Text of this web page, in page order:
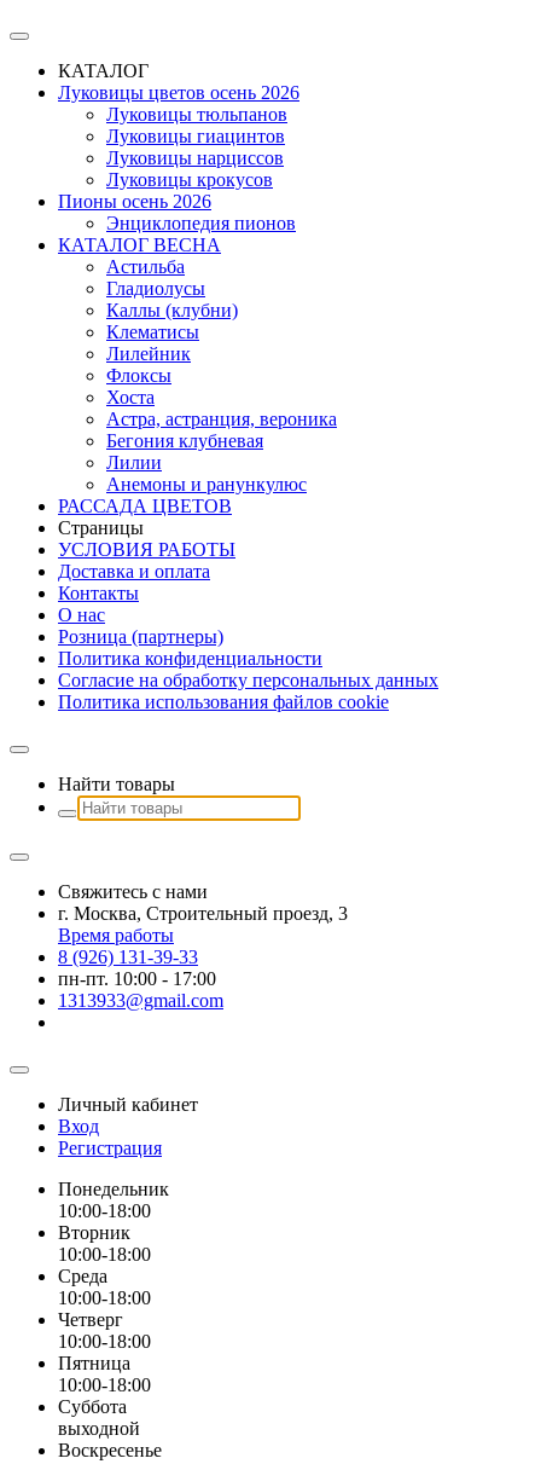
КАТАЛОГ
Луковицы цветов осень 2026
Луковицы тюльпанов
Луковицы гиацинтов
Луковицы нарциссов
Луковицы крокусов
Пионы осень 2026
Энциклопедия пионов
КАТАЛОГ ВЕСНА
Астильба
Гладиолусы
Каллы (клубни)
Клематисы
Лилейник
Флоксы
Хоста
Астра, астранция, вероника
Бегония клубневая
Лилии
Анемоны и ранункулюс
РАССАДА ЦВЕТОВ
Страницы
УСЛОВИЯ РАБОТЫ
Доставка и оплата
Контакты
О наc
Розница (партнеры)
Политика конфиденциальности
Согласие на обработку персональных данных
Политика использования файлов сookie
Найти товары
Свяжитесь с нами
г. Москва, Строительный проезд, 3
Время работы
8 (926) 131-39-33
пн-пт. 10:00 - 17:00
1313933@gmail.com
Личный кабинет
Вход
Регистрация
Понедельник
10:00-18:00
Вторник
10:00-18:00
Среда
10:00-18:00
Четверг
10:00-18:00
Пятница
10:00-18:00
Суббота
выходной
Воскресенье